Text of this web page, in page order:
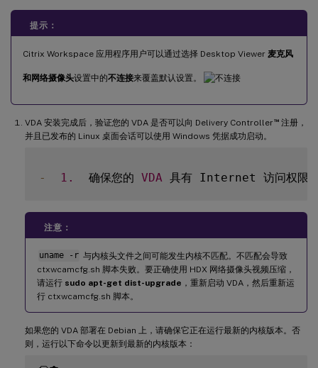
提示：
Citrix Workspace 应用程序用户可以通过选择 Desktop Viewer 麦克风
和网络摄像头设置中的不连接来覆盖默认设置。
VDA 安装完成后，验证您的 VDA 是否可以向 Delivery Controller™注册，
并且已发布的 Linux 桌面会话可以使用 Windows 凭据成功启动。
- 1.
  确保您的
VDA 具有 Internet 访问权限
注意：
uname -r 与内核头文件之间可能发生内核不匹配。不匹配会导致
ctxwcamcfg.sh 脚本失败。要正确使用 HDX 网络摄像头视频压缩，
请运行 sudo apt-get dist-upgrade ，重新启动 VDA，然后重新运
行 ctxwcamcfg.sh 脚本。
如果您的 VDA 部署在 Debian 上，请确保它正在运行最新的内核版本。否
则，运行以下命令以更新到最新的内核版本：